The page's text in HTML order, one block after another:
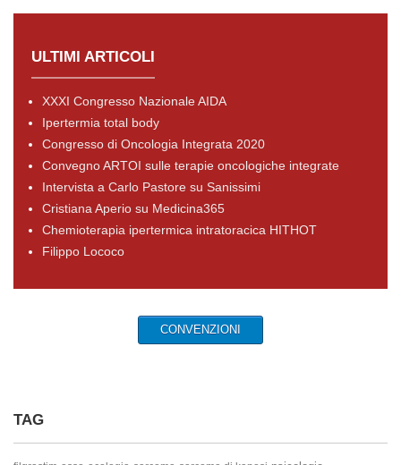
ULTIMI ARTICOLI
XXXI Congresso Nazionale AIDA
Ipertermia total body
Congresso di Oncologia Integrata 2020
Convegno ARTOI sulle terapie oncologiche integrate
Intervista a Carlo Pastore su Sanissimi
Cristiana Aperio su Medicina365
Chemioterapia ipertermica intratoracica HITHOT
Filippo Lococo
CONVENZIONI
TAG